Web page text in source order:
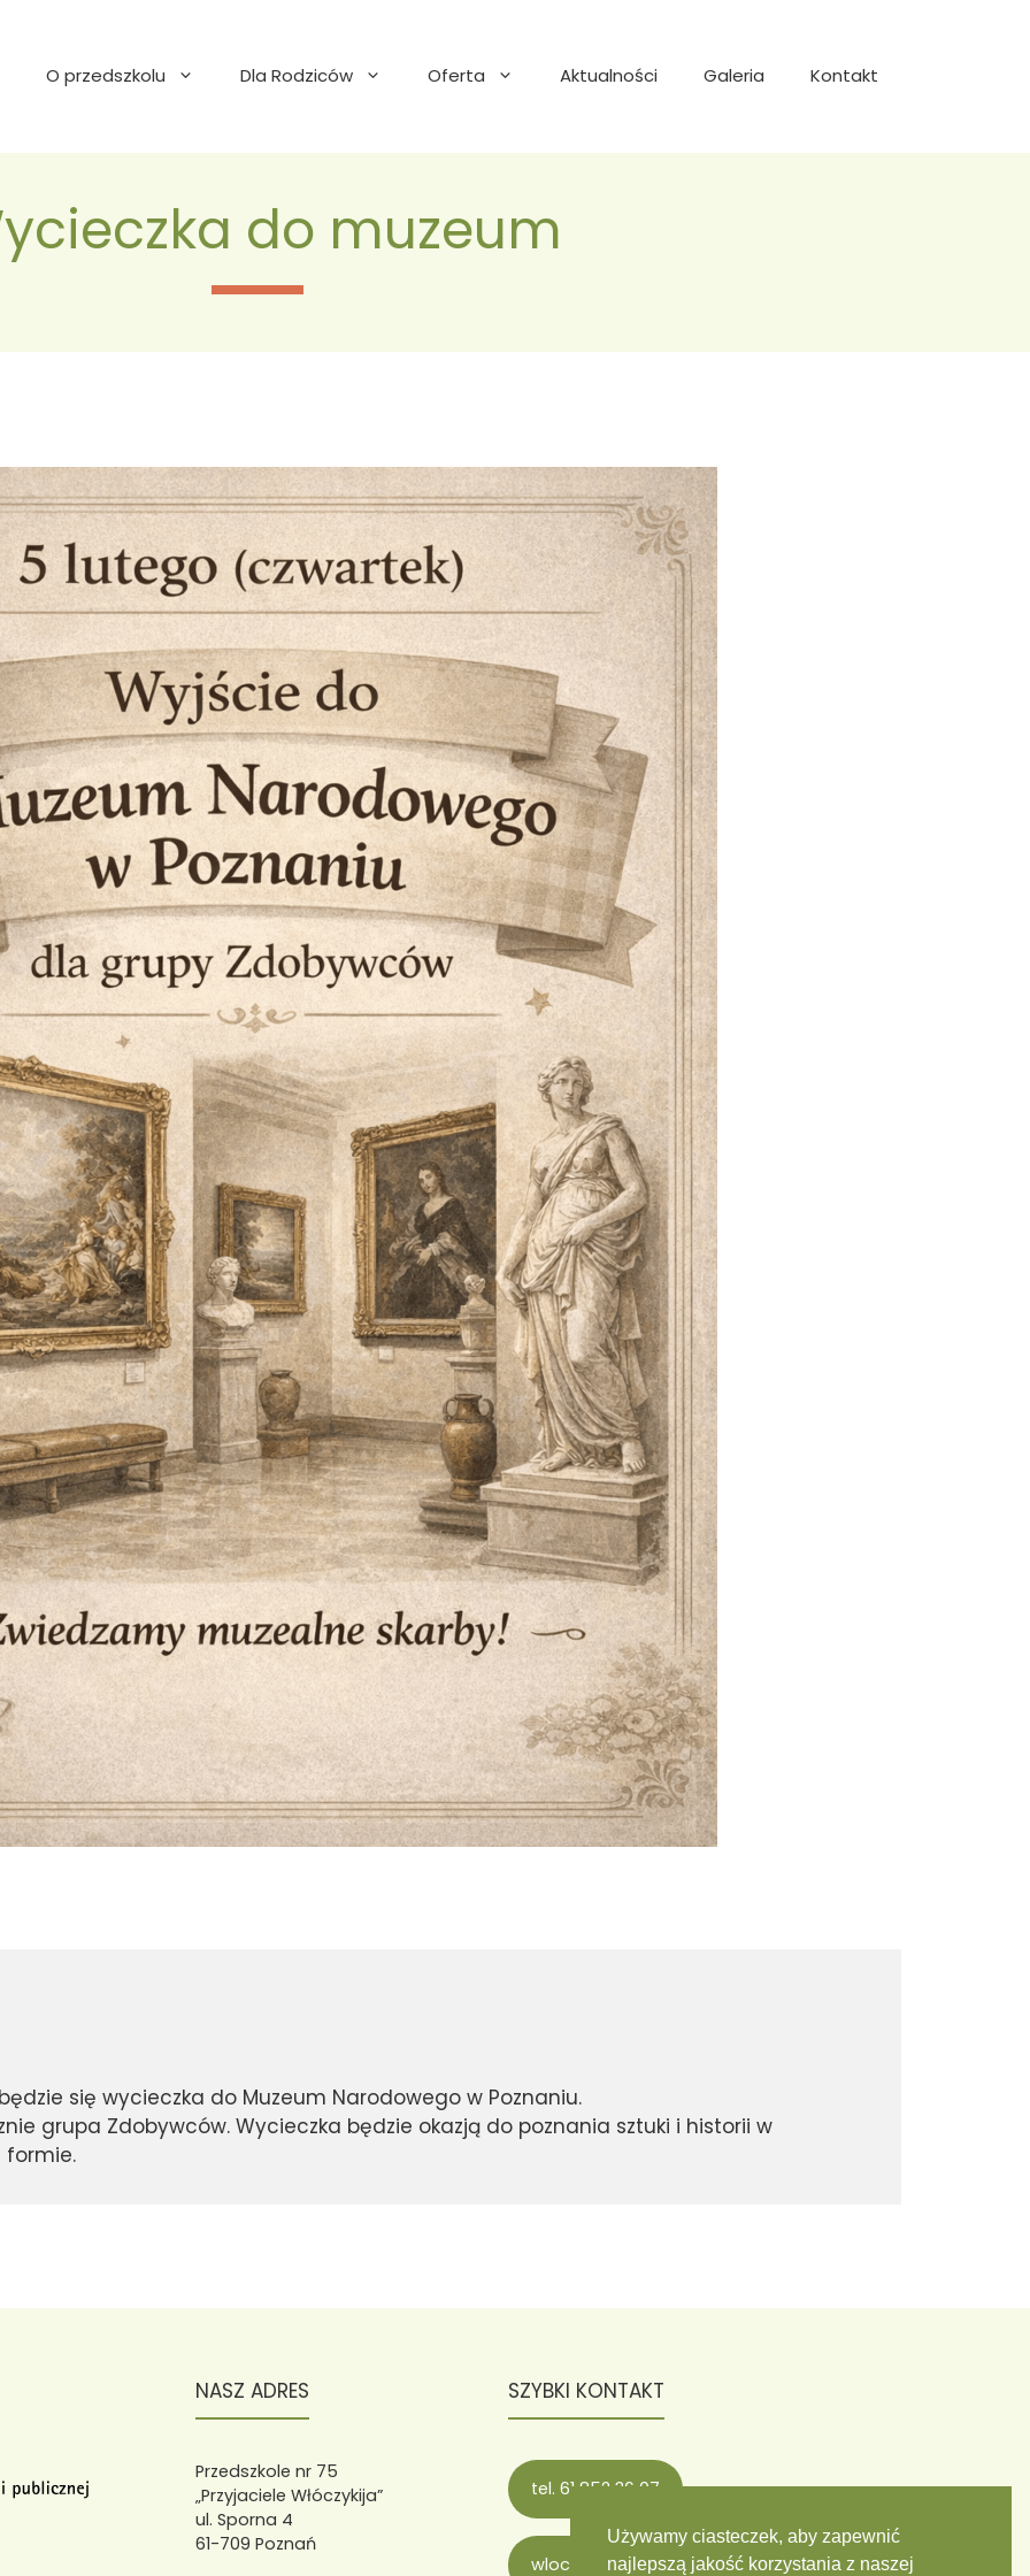
O przedszkolu Dla Rodziców Oferta Aktualności Galeria Kontakt
do muzeum
się wycieczka do Muzeum Narodowego w Poznaniu.
grupa Zdobywców. Wycieczka będzie okazją do poznania sztuki i historii w
formie.
NASZ ADRES
Przedszkole nr 75
„Przyjaciele Włóczykija”
ul. Sporna 4
61-709 Poznań
SZYBKI KONTAKT
tel. 61 852 36 07
wloczykije75@wloczykije75.poznan.pl
Używamy ciasteczek, aby zapewnić
najlepszą jakość korzystania z naszej